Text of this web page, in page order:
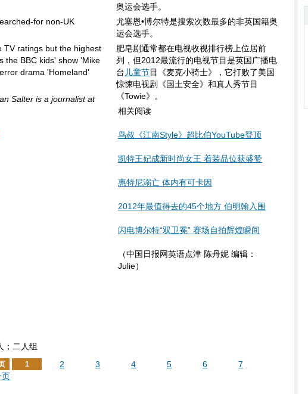
for non-UK
TV ratings but the highest
the BBC kids' show 'Mike
drama 'Homeland'
Salter is a journalist at
奥运会选手。
尤塞恩•博尔特是搜索次数最多的非英国籍奥
运会选手。
肥皂剧通常都在电视收视排行榜上位居前
列，但2012最流行的电视节目是英国广播电
台 儿童节目《麦克小骑士》，它打败了美国
惊悚电视剧《国土安全》和真人秀节目
《Towie》。
相关阅读
鸟叔《江南Style》超比伯YouTube登顶
凯特王妃成新时尚女王 着装品位获盛赞
惠特尼溺亡 体内有可卡因
2012年最值得去的45个地方 伯明翰入围
闪电博尔特“双卫冕” 赛场自拍辉煌瞬间
（中国日报网英语点津 陈丹妮 编辑：
Julie）
；二人组
1 2 3 4 5 6
7
页